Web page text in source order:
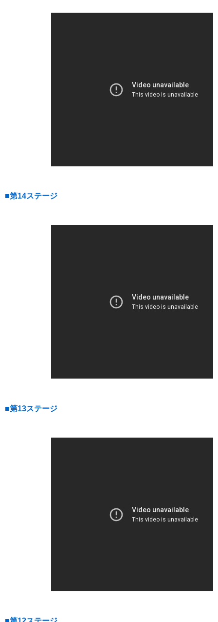
■第14ステージ
■第13ステージ